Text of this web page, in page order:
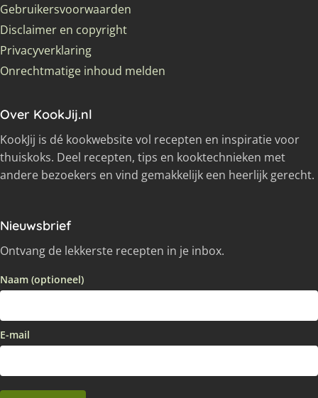
Gebruikersvoorwaarden
Disclaimer en copyright
Privacyverklaring
Onrechtmatige inhoud melden
Over KookJij.nl
KookJij is dé kookwebsite vol recepten en inspiratie voor
thuiskoks. Deel recepten, tips en kooktechnieken met
andere bezoekers en vind gemakkelijk een heerlijk gerecht.
Nieuwsbrief
Ontvang de lekkerste recepten in je inbox.
Naam (optioneel)
E-mail